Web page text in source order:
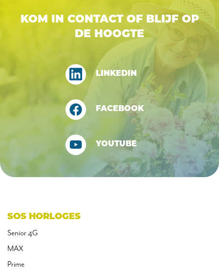
KOM IN CONTACT OF BLIJF OP
DE HOOGTE
LINKEDIN
FACEBOOK
YOUTUBE
SOS HORLOGES
Senior 4G
MAX
Prime